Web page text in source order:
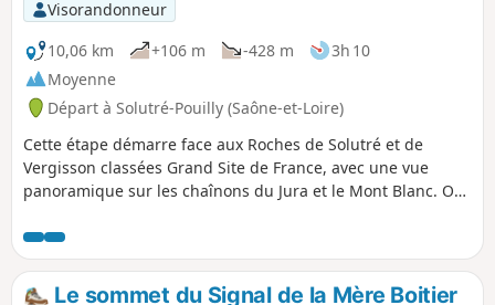
Visorandonneur
10,06 km
+106 m -428 m
3h 10
Moyenne
Départ à Solutré-Pouilly (Saône-et-Loire)
Cette étape démarre face aux Roches de Solutré et de
Vergisson classées Grand Site de France, avec une vue
panoramique sur les chaînons du Jura et le Mont Blanc. On
faunistique et floristique (ZNIEFF) et des vignobles
renommés (Pouilly-Fuissé, Pouilly-Vinzelles) où l'on domine
les châteaux de Chasselas et de Vinzelles.
Le sommet du Signal de la Mère Boitier